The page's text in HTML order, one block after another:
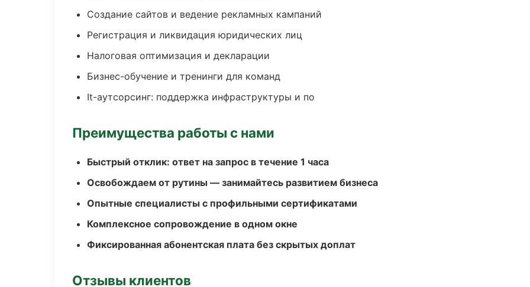
Создание сайтов и ведение рекламных кампаний
Регистрация и ликвидация юридических лиц
Налоговая оптимизация и декларации
Бизнес-обучение и тренинги для команд
It-аутсорсинг: поддержка инфраструктуры и по
Преимущества работы с нами
Быстрый отклик: ответ на запрос в течение 1 часа
Освобождаем от рутины — занимайтесь развитием бизнеса
Опытные специалисты с профильными сертификатами
Комплексное сопровождение в одном окне
Фиксированная абонентская плата без скрытых доплат
Отзывы клиентов